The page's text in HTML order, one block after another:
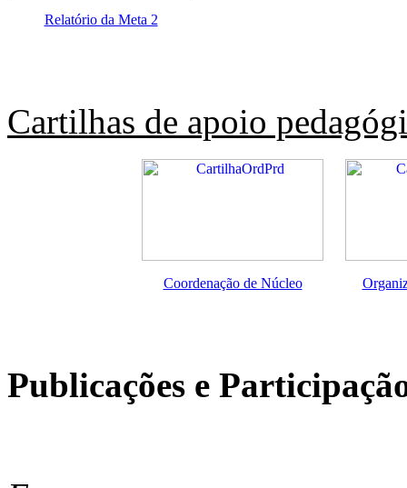
Relatório da Meta 2
Cartilhas de apoio
Coordenação de Núcleo
Publicações e